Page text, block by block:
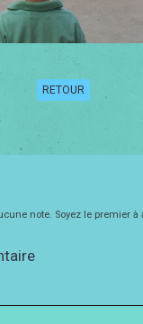
RETOUR
note. Soyez le premier à